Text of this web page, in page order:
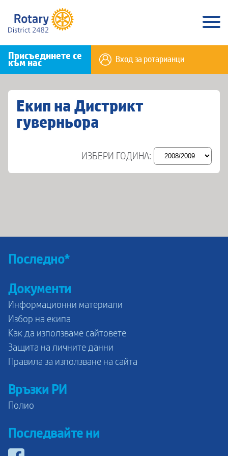
Присъединете се
към нас Вход за ротарианци
Екип на Дистрикт
гуверньора
ИЗБЕРИ ГОДИНА:
Последно*
Документи
Информационни материали
Избор на екипа
Как да използваме сайтовете
Защита на личните данни
Правила за използване на сайта
Връзки РИ
Полио
Последвайте ни